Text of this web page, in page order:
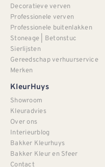
Decoratieve verven
Professionele verven
Professionele buitenlakken
Stoneage | Betonstuc
Sierlijsten
Gereedschap verhuurservice
Merken
KleurHuys
Showroom
Kleuradvies
Over ons
Interieurblog
Bakker Kleurhuys
Bakker Kleur en Sfeer
Contact